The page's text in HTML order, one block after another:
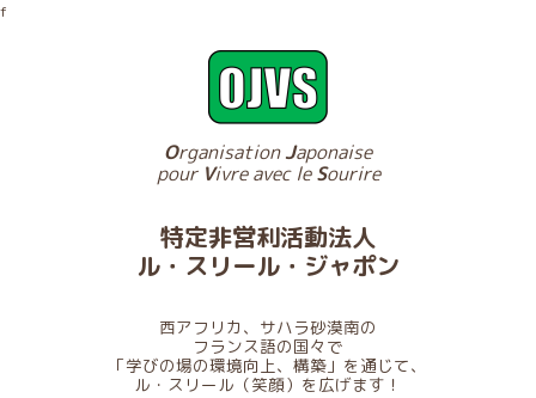
f
OrganisationJaponaise
pour Vivre avec leSourire
特定非営利活動法人
ル・スリール・ジャポン
西アフリカ、サハラ砂漠南の
フランス語の国々で
「学びの場の環境向上、構築」を通じて、
ル・スリール（笑顔）を広げます！